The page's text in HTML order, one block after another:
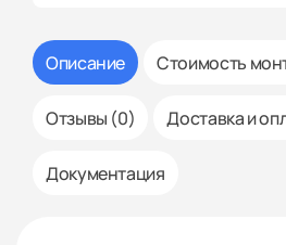
Описание Стоимость
Отзывы (0) Доставка и
Документация